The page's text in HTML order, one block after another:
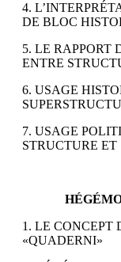
4.
DE BLOC
5. LE RAPPORT
ENTRE
6. USAGE
7. USAGE
STRUCTURE ET
1. LE CONCEPT
«QUADERNI»